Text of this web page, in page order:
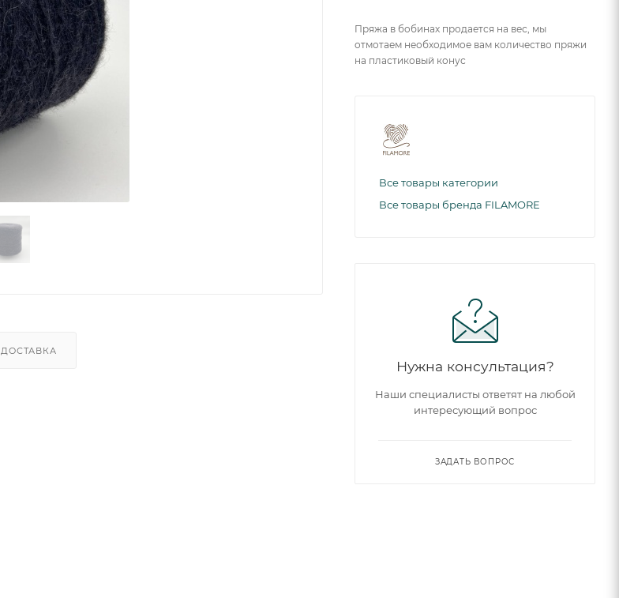
ДОСТАВКА
Пряжа в бобинах продается на вес, мы
отмотаем необходимое вам количество пряжи
на пластиковый конус
Все товары категории
Все товары бренда FILAMORE
Нужна консультация?
Наши специалисты ответят на любой
интересующий вопрос
ЗАДАТЬ ВОПРОС